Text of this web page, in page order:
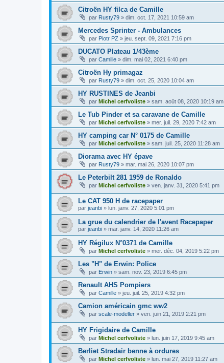
Citroën HY filca de Camille
par Rusty79 » dim. oct. 17, 2021 10:59 am
Mercedes Sprinter - Ambulances
par Piotr PZ » jeu. sept. 09, 2021 7:16 pm
DUCATO Plateau 1/43ème
par Camille » dim. mai 02, 2021 6:40 pm
Citroën Hy primagaz
par Rusty79 » dim. oct. 25, 2020 10:04 am
HY RUSTINES de Jeanbi
par Michel cerfvoliste » sam. août 08, 2020 10:19 am
Le Tub Pinder et sa caravane de Camille
par Michel cerfvoliste » mer. juil. 29, 2020 7:42 am
HY camping car N° 0175 de Camille
par Michel cerfvoliste » sam. juil. 25, 2020 11:28 am
Diorama avec HY épave
par Rusty79 » mar. mai 26, 2020 10:07 pm
Le Peterbilt 281 1959 de Ronaldo
par Michel cerfvoliste » ven. janv. 31, 2020 5:41 pm
Le CAT 950 H de racepaper
par jeanbi » lun. janv. 27, 2020 5:01 pm
La grue du calendrier de l'avent Racepaper
par jeanbi » mar. janv. 14, 2020 11:26 am
HY Régilux N°0371 de Camille
par Michel cerfvoliste » mer. déc. 04, 2019 5:22 pm
Les "H" de Erwin: Police
par Erwin » sam. nov. 23, 2019 6:45 pm
Renault AHS Pompiers
par Camille » jeu. juil. 25, 2019 4:32 pm
Camion américain gmc ww2
par scale-modeller » ven. juin 21, 2019 2:21 pm
HY Frigidaire de Camille
par Michel cerfvoliste » lun. juin 17, 2019 9:45 am
Berliet Stradair benne à ordures
par Michel cerfvoliste » lun. mai 27, 2019 11:27 am